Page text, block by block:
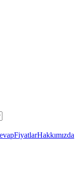
FiyatlarHakkımızda